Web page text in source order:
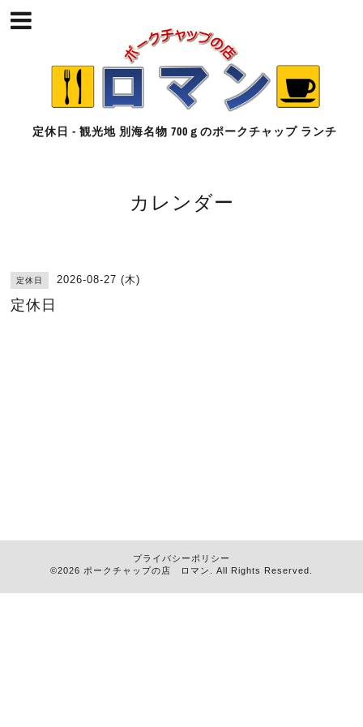
定休日 - 観光地 別海名物 700ｇのポークチャップ ランチ
カレンダー
定休日 2026-08-27 (木)
定休日
プライバシーポリシー
©2026 ポークチャップの店 ロマン . All Rights Reserved.